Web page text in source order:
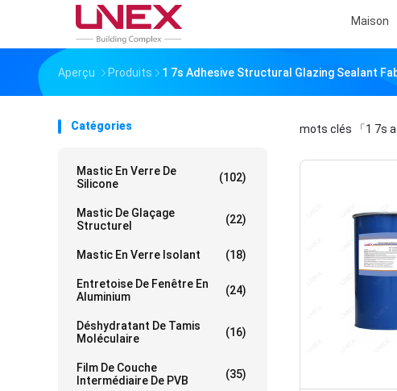
Maison
Aperçu Produits 1 7s Adhesive Structural Glazing Sealant
Catégories
Mastic En Verre De
Silicone
(102)
Mastic De Glaçage
Structurel
(22)
Mastic En Verre Isolant (18)
Entretoise De Fenêtre En
Aluminium
(24)
Déshydratant De Tamis
Moléculaire
(16)
Film De Couche
Intermédiaire De PVB
(35)
mots clés 「1 7s